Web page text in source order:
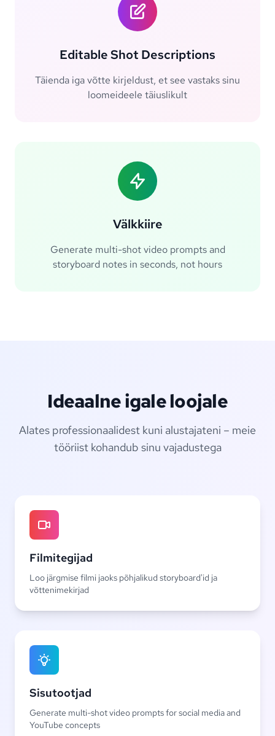
Editable Shot Descriptions
Täienda iga võtte kirjeldust, et see vastaks sinu
loomeideele täiuslikult
Välkkiire
Generate multi-shot video prompts and
storyboard notes in seconds, not hours
Ideaalne igale loojale
Alates professionaalidest kuni alustajateni – meie
tööriist kohandub sinu vajadustega
Filmitegijad
Loo järgmise filmi jaoks põhjalikud storyboard'id ja
võttenimekirjad
Sisutootjad
Generate multi-shot video prompts for social media and
YouTube concepts